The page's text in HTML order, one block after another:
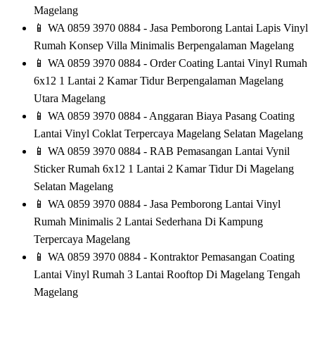
Magelang
📱 WA 0859 3970 0884 - Jasa Pemborong Lantai Lapis Vinyl
Rumah Konsep Villa Minimalis Berpengalaman Magelang
📱 WA 0859 3970 0884 - Order Coating Lantai Vinyl Rumah
6x12 1 Lantai 2 Kamar Tidur Berpengalaman Magelang
Utara Magelang
📱 WA 0859 3970 0884 - Anggaran Biaya Pasang Coating
Lantai Vinyl Coklat Terpercaya Magelang Selatan Magelang
📱 WA 0859 3970 0884 - RAB Pemasangan Lantai Vynil
Sticker Rumah 6x12 1 Lantai 2 Kamar Tidur Di Magelang
Selatan Magelang
📱 WA 0859 3970 0884 - Jasa Pemborong Lantai Vinyl
Rumah Minimalis 2 Lantai Sederhana Di Kampung
Terpercaya Magelang
📱 WA 0859 3970 0884 - Kontraktor Pemasangan Coating
Lantai Vinyl Rumah 3 Lantai Rooftop Di Magelang Tengah
Magelang